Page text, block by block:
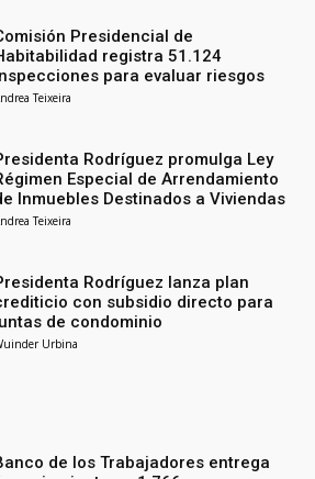
Presidencial de
registra 51.124
para evaluar riesgos
Teixeira
Rodríguez promulga Ley
Especial de Arrendamiento
Inmuebles Destinados a Viviendas
Teixeira
Rodríguez lanza plan
con subsidio directo para
de condominio
Urbina
de los Trabajadores entrega